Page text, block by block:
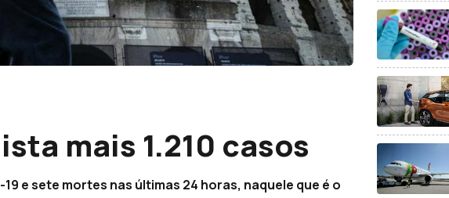
mais 1.210 casos
e sete mortes nas últimas 24 horas, naquele que é o